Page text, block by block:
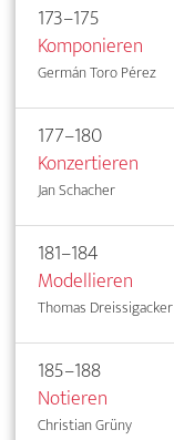
173–175
Komponieren
Germán Toro Pérez
177–180
Konzertieren
Jan Schacher
181–184
Modellieren
Thomas Dreissigacker
185–188
Notieren
Christian Grüny